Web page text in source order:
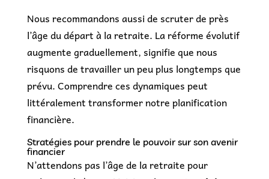
Nous recommandons aussi de scruter de près
l’âge du départ à la retraite. La réforme évolutif
augmente graduellement, signifie que nous
risquons de travailler un peu plus longtemps que
prévu. Comprendre ces dynamiques peut
littéralement transformer notre planification
financière.
Stratégies pour prendre le pouvoir sur son avenir
financier
N’attendons pas l’âge de la retraite pour